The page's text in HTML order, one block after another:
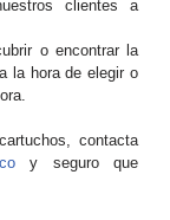
clientes a
o encontrar la
la hora de elegir o
contacta
y seguro que